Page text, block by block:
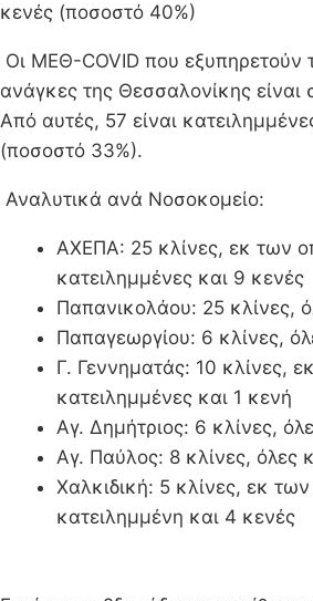
κενές (ποσοστό 40%)
Οι ΜΕΘ-COVID που εξυπηρετούν
ανάγκες της Θεσσαλονίκης είναι
Από αυτές, 57 είναι
(ποσοστό 33%).
Αναλυτικά ανά Νοσοκομείο:
ΑΧΕΠΑ: 25 κλίνες, εκ των
κατειλημμένες και 9 κενές
Παπανικολάου: 25 κλίνες,
Παπαγεωργίου: 6 κλίνες,
Γ. Γεννηματάς: 10 κλίνες,
κατειλημμένες και 1 κενή
Αγ. Δημήτριος: 6 κλίνες,
Αγ. Παύλος: 8 κλίνες, όλες
Χαλκιδική: 5 κλίνες, εκ
κατειλημμένη και 4 κενές